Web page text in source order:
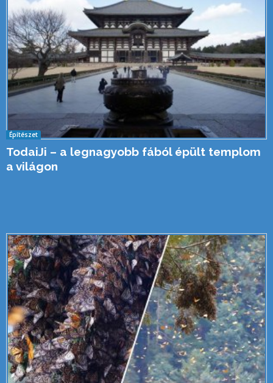
Építészet
TodaiJi – a legnagyobb fából épült templom
a világon